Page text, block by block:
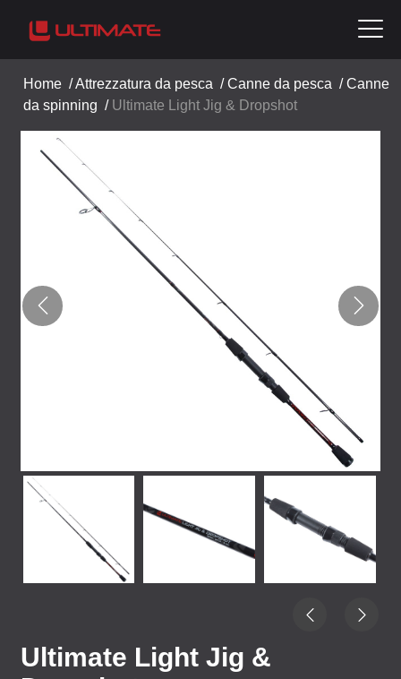
Home /Attrezzatura da pesca /Canne da pesca /Canne
da spinning / Ultimate Light Jig & Dropshot
Ultimate Light Jig &